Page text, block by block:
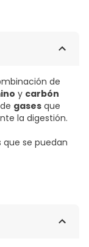
de
y carbón
gases que
la digestión.
que se puedan